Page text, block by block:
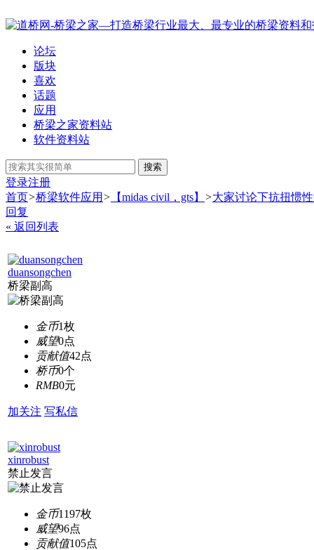
论坛
版块
喜欢
话题
应用
桥梁之家资料站
软件资料站
搜索
登录注册
首页>桥梁软件应用 > 【midas civil，gts】 >大家讨论下抗扭惯
回复
« 返回列表
duansongchen
桥梁副高
金币1枚
威望0点
贡献值42点
桥币0个
RMB0元
加关注 写私信
xinrobust
禁止发言
金币1197枚
威望96点
贡献值105点